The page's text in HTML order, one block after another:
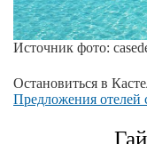
Источник фото:
Остановиться в
Предложения отелей